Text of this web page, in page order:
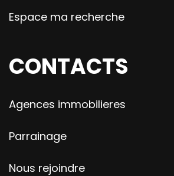
Espace ma recherche
CONTACTS
Agences immobilieres
Parrainage
Nous rejoindre